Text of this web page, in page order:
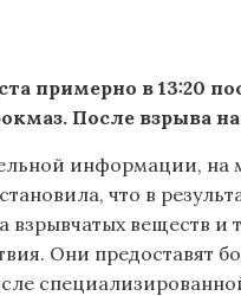
примерно в 13:20
После взрыва
информации, на
что в
взрывчатых веществ и
Они предоставят